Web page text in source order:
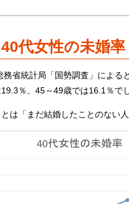
40代女性の未婚率
務省統計局「国勢調査」による
％、45～49歳では16.1％でし
は「まだ結婚したことのない人